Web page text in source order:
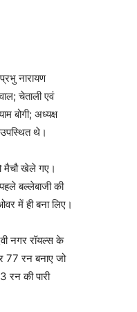
नारायण
चेताली एवं
बोगी; अध्यक्ष
उपस्थित थे।
मैचौ खेले गए।
बल्लेबाजी की
में ही बना लिए।
नगर रॉयल्स के
77 रन बनाए जो
रन की पारी